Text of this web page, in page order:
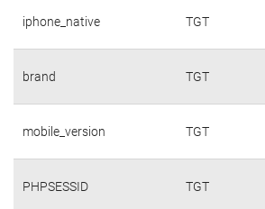
iphone_native TGT
brand TGT
mobile_version TGT
PHPSESSID TGT